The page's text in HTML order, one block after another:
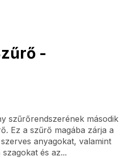
-
szűrőrendszerének második
Ez a szűrő magába zárja a
anyagokat, valamint
és az...